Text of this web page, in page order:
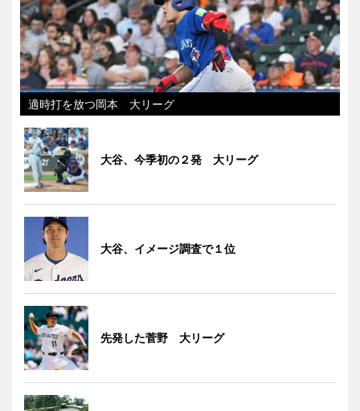
適時打を放つ岡本 大リーグ
大谷、今季初の２発 大リーグ
大谷、イメージ調査で１位
先発した菅野 大リーグ